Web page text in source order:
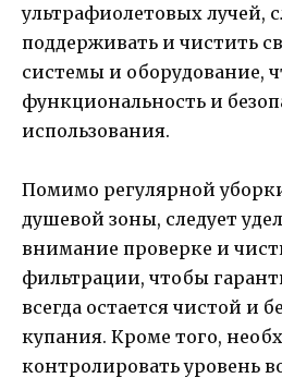
ультрафиолетовых лучей,
поддерживать и чистить
системы и оборудование,
функциональность и
использования.
Помимо регулярной
душевой зоны, следует
внимание проверке и
фильтрации, чтобы
всегда остается чистой и
купания. Кроме того,
контролировать уровень